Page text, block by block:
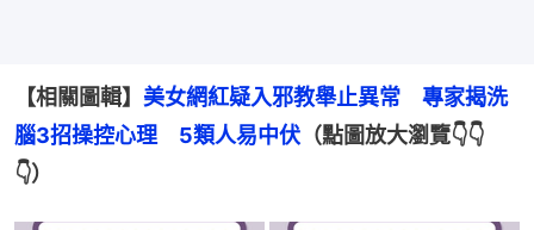
【相關圖輯】 美女網紅疑入邪教舉止異常　專家揭洗
腦3招操控心理　5類人易中伏 （點圖放大瀏覽👇👇
👇）